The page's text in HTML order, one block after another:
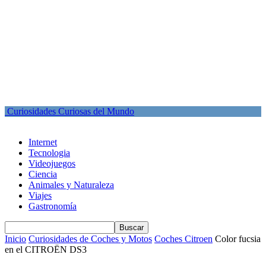
Curiosidades Curiosas del Mundo
Internet
Tecnologia
Videojuegos
Ciencia
Animales y Naturaleza
Viajes
Gastronomía
Inicio Curiosidades de Coches y Motos Coches Citroen Color fucsia
en el CITROËN DS3